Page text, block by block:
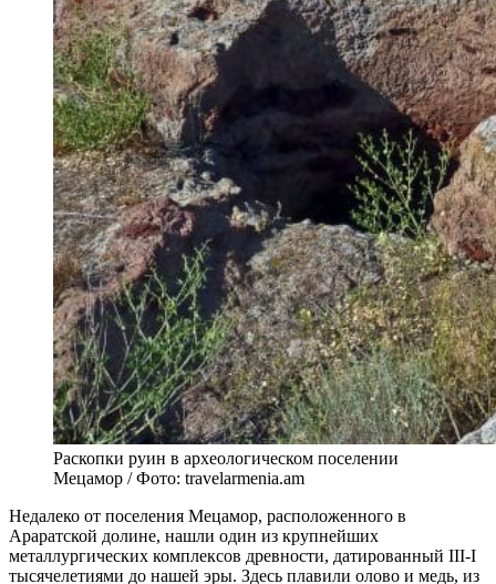
Раскопки руин в археологическом поселении
Мецамор / Фото: travelarmenia.am
Недалеко от поселения Мецамор, расположенного в
Араратской долине, нашли один из крупнейших
металлургических комплексов древности, датированный III-I
тысячелетиями до нашей эры. Здесь плавили олово и медь, из